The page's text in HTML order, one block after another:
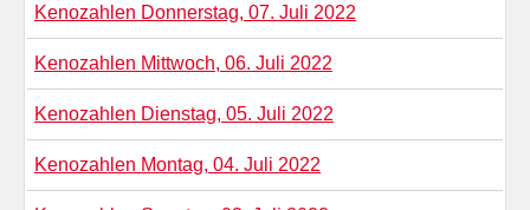
Kenozahlen Donnerstag, 07. Juli 2022
Kenozahlen Mittwoch, 06. Juli 2022
Kenozahlen Dienstag, 05. Juli 2022
Kenozahlen Montag, 04. Juli 2022